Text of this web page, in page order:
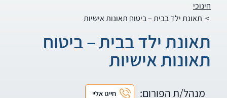
חינוכי
> תאונת ילד בבית – ביטוח תאונות אישיות
תאונת ילד בבית – ביטוח
תאונות אישיות
מנהל/ת הפורום: חייגו אליי